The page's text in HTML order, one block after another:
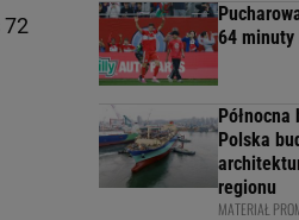
64 minuty
Polska
regionu
MATERIAŁ